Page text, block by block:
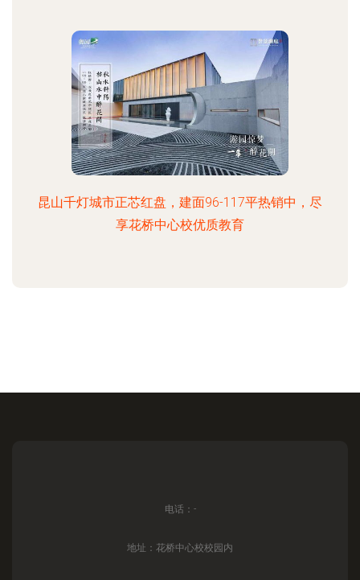
昆山千灯城市正芯红盘，建面96-117平热销中，尽
享花桥中心校优质教育
电话：-
地址：花桥中心校校园内